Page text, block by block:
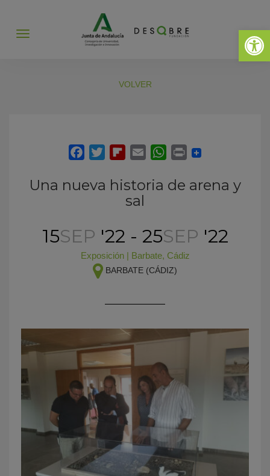
Abrir
Abrir
VOLVER
Una nueva historia de arena y
sal
15SEP '22 - 25SEP '22
Exposición| Barbate, Cádiz
BARBATE (CÁDIZ)